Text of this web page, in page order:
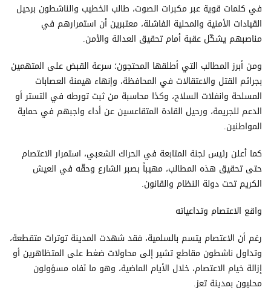
في كلمات قوية عبر مكبرات الصوت، طالب الخطيب والناشطون برحيل
القيادات الأمنية والمحلية الفاشلة، معتبرين أن استمرارهم في
مناصبهم يشكّل عقبة أمام تحقيق العدالة والأمن.
ومن أبرز المطالب التي أطلقها المحتجون؛ سرعة القبض على المتهمين
بجرائم القتل والاعتقالات في المحافظة، وإنهاء هيمنة العصابات
المسلحة وانفلات السلاح، وكذا محاسبة من ثبت تورطه في التستر أو
الدعم للجريمة، ورحيل القادة المتقاعسين عن أداء واجبهم في حماية
المواطنين.
كما أعلن رئيس لجنة المتابعة في الحراك الشعبي، استمرار الاعتصام
حتى تحقيق هذه المطالب، مهيباً بصبر الشارع وحقّه في العيش
الكريم تحت دولة النظام والقانون.
واقع الاعتصام وتداعياته
رغم أن الاعتصام يتسم بالسلمية، فقد شهدت المدينة توترات متقطعة،
وتداول ناشطون مقاطع تشير إلى محاولات ضغط على المتظاهرين أو
إزالة خيام الاعتصام، خلال الأيام الماضية، وهو ما نَفاه مسؤولون
محليون بمدينة تعز.